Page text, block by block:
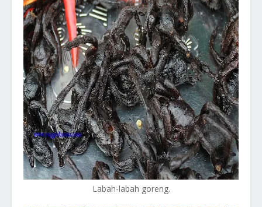
Labah-labah goreng.